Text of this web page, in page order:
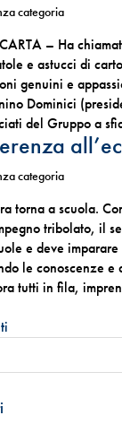
categoria
CARTA – Ha
e astucci di
genuini e
Dominici
del Gruppo a
categoria
torna a scuola.
tribolato, il
e deve imparare
le conoscenze e
tutti in fila,